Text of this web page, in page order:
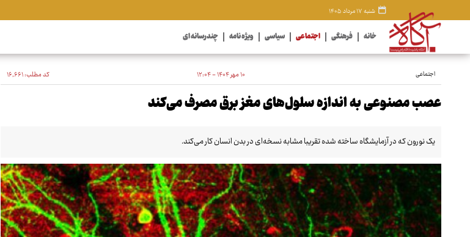
شنبه ۱۷ مرداد ۱۴۰۵
خانه فرهنگی اجتماعی سیاسی ویژه نامه چندرسانه ای
اجتماعی ۱۰ مهر ۱۴۰۴ - ۱۲:۰۴ کد مطلب:۱۶٬۶۶۱
عصب مصنوعی به اندازه سلول‌های مغز برق مصرف می‌کند
یک نورون که در آزمایشگاه ساخته شده تقریبا مشابه نسخه‌ای در بدن انسان کار می‌کند.